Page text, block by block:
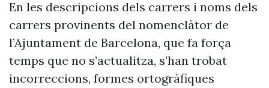
En les descripcions dels carrers i noms dels
carrers provinents del nomenclàtor de
l’Ajuntament de Barcelona, que fa força
temps que no s’actualitza, s’han trobat
incorreccions, formes ortogràfiques